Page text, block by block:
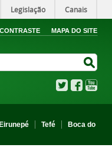
Legislação Canais
MAPA DO SITE
TwitterFacebook
Eirunepé Tefé
Boca do